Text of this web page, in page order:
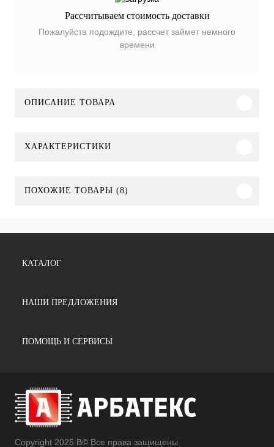
Рассчитываем стоимость доставки
Пожалуйста подождите, рассчет займет немного
времени
ОПИСАНИЕ ТОВАРА
ХАРАКТЕРИСТИКИ
ПОХОЖИЕ ТОВАРЫ (8)
КАТАЛОГ
НАШИ ПРЕДЛОЖЕНИЯ
ПОМОЩЬ И СЕРВИСЫ
Copyright 2025 В© Все права защищены